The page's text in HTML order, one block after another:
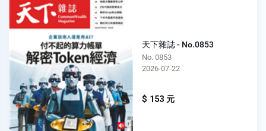
天下雜誌 - No.0853
No. 0853
2026-07-22
$ 153 元